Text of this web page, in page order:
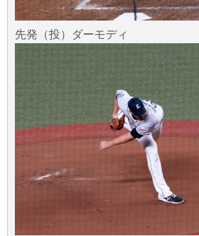
先発（投）ダーモディ